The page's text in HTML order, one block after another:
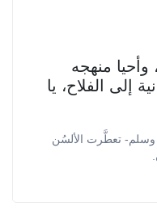
وأحيا منهجه
إلى الفلاح، يا
وسلم- تعطَّرت الألسُن